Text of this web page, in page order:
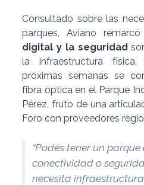
Consultado sobre las
parques, Aviano
digital y la seguridad
la infraestructura
próximas semanas se
fibra óptica en el Parque
Pérez, fruto de una
Foro con proveedores
“Podés tener un
conectividad o
necesita